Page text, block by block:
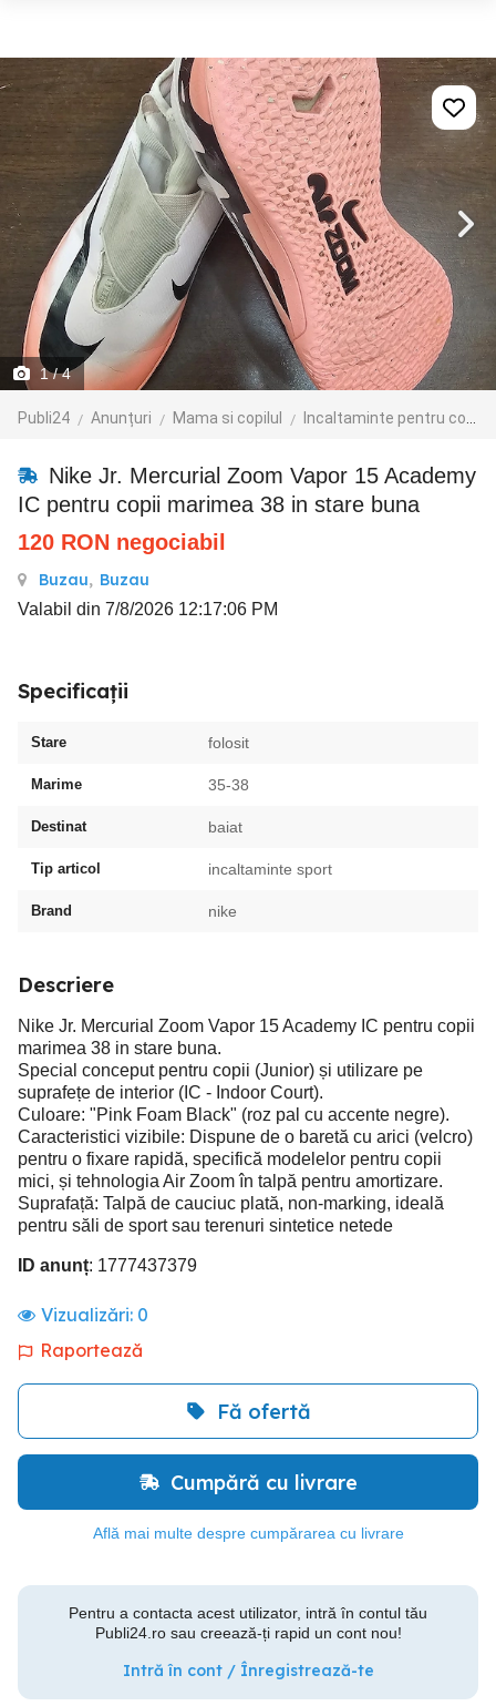
1/ 4
Publi24 Anunțuri Mama si copilul Incaltaminte pentru copii
Nike Jr. Mercurial Zoom Vapor 15 Academy
IC pentru copii marimea 38 in stare buna
120 RON negociabil
Buzau, Buzau
Valabil din 7/8/2026 12:17:06 PM
Specificații
Stare folosit
Marime 35-38
Destinat baiat
Tip articol incaltaminte sport
Brand nike
Descriere
Nike Jr. Mercurial Zoom Vapor 15 Academy IC pentru copii
marimea 38 in stare buna.
Special conceput pentru copii (Junior) și utilizare pe
suprafețe de interior (IC - Indoor Court).
Culoare: "Pink Foam Black" (roz pal cu accente negre).
Caracteristici vizibile: Dispune de o baretă cu arici (velcro)
pentru o fixare rapidă, specifică modelelor pentru copii
mici, și tehnologia Air Zoom în talpă pentru amortizare.
Suprafață: Talpă de cauciuc plată, non-marking, ideală
pentru săli de sport sau terenuri sintetice netede
ID anunț: 1777437379
Vizualizări: 0
Raportează
Fă ofertă
Cumpără cu livrare
Află mai multe despre cumpărarea cu livrare
Pentru a contacta acest utilizator, intră în contul tău
Publi24.ro sau creează-ți rapid un cont nou!
Intră în cont / Înregistrează-te